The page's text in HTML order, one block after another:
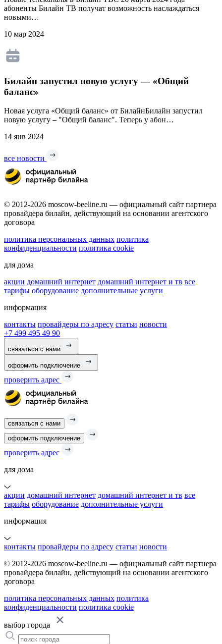
абоненты Билайн ТВ получат возможность наслаждаться
новыми…
10 мар 2024
Билайн запустил новую услугу — «Общий
баланс»
Новая услуга «Общий баланс» от БилайнБилайн запустил
новую услугу – "Общий баланс". Теперь у абон…
14 янв 2024
все новости
© 2012-2026 moscow-beeline.ru — официальный сайт партнера
провайдера билайн, действующий на основании агентского
договора
политика персональных данных политика
конфиденциальности политика cookie
для дома
акции домашний интернет домашний интернет и тв все
тарифы оборудование дополнительные услуги
информация
контакты провайдеры по адресу статьи новости
+7 499 495 49 90
связаться с нами
оформить подключение
проверить адрес
связаться с нами
оформить подключение
проверить адрес
для дома
акции домашний интернет домашний интернет и тв все
тарифы оборудование дополнительные услуги
информация
контакты провайдеры по адресу статьи новости
© 2012-2026 moscow-beeline.ru — официальный сайт партнера
провайдера билайн, действующий на основании агентского
договора
политика персональных данных политика
конфиденциальности политика cookie
выбор города